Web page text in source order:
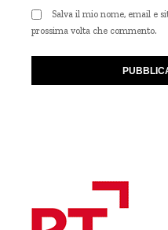
Salva il mio nome, email e
prossima volta che commento.